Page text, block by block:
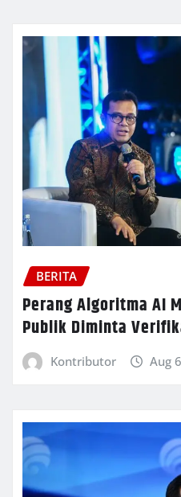
BERITA
Perang Algoritma AI
Publik Diminta
Kontributor Aug